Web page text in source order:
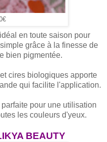
en toute saison pour
grâce à la finesse de
bien pigmentée.
cires biologiques apporte
qui facilite l'application.
pour une utilisation
les couleurs d'yeux.
BEAUTY